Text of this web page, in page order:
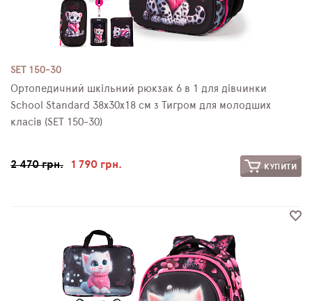
SET 150-30
Ортопедичний шкільний рюкзак 6 в 1 для дівчинки
School Standard 38х30х18 см з Тигром для молодших
класів (SET 150-30)
2 470 грн. 1 790 грн. КУПИТИ